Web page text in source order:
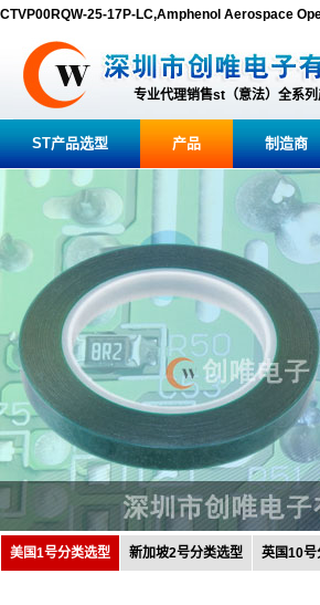
CTVP00RQW-25-17P-LC,Amphenol Aerospace
专业代理销售st（意法）全系
ST产品选型 产品 制造商
美国1号分类选型 新加坡2号分类选型 英国10号